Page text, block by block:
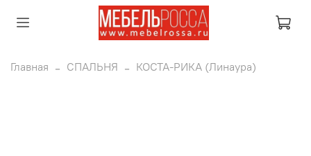
Главная СПАЛЬНЯ КОСТА-РИКА (Линаура)